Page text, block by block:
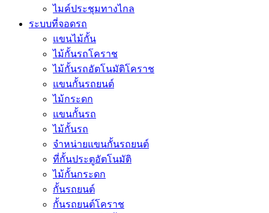
ไมค์ประชุมทางไกล
ระบบที่จอดรถ
แขนไม้กั้น
ไม้กั้นรถโคราช
ไม้กั้นรถอัตโนมัติโคราช
แขนกั้นรถยนต์
ไม้กระดก
แขนกั้นรถ
ไม้กั้นรถ
จำหน่ายแขนกั้นรถยนต์
ที่กั้นประตูอัตโนมัติ
ไม้กั้นกระดก
กั้นรถยนต์
กั้นรถยนต์โคราช